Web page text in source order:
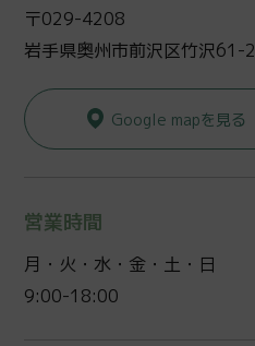
〒029-4208
岩手県奥州市前沢区竹沢61-2
Google mapを見る
営業時間
月・火・水・金・土・日
9:00-18:00